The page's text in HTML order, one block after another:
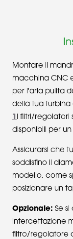
Montare il
macchina CNC
per l'aria pulita
della tua turbina
1
I filtri/
disponibili per
Assicurarsi che
soddisfino il
modello, come
posizionare un
Opzionale: Se
intercettazione
filtro/regolatore